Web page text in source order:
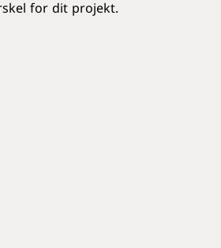
for dit projekt.